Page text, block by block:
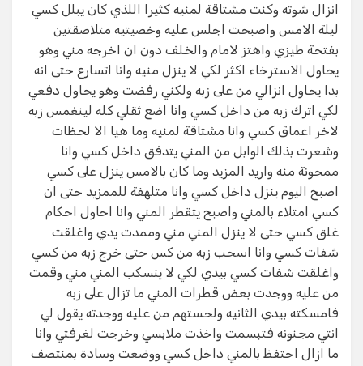
انزال شوته وكنت مشتاقة لمنيه كثيرا اللذي كان يبلل كسي
ليلة الامس واصبحت اجلس عليه وخصيتيه متلاصقتين
بفتحة طيزي واهتز لامام والخلف دون ان اخرجه مني وهو
يحاول الاسترخاء اكثر لكي لا ينزل منيه وانا اتسارع حتى انه
بدا يحاول انزالي من على زبه ولكني رفضت وهو يحاول دفعي
لكي اترك زبه من داخل كسي وانا اضع ثقلي كله لينغمس زبه
لاخر اعماق كسي وانا مشتاقة لمنيه وما هيا الا لحظات
وشعرت بذلك الوابل من المني يتدفق داخل كسي وانا
ممحونة منه واريد المزيد وما كان بالامس ينزل على كسي
اصبح اليوم ينزل داخل كسي وانا متلهفة للممزيد حتى ان
كسي امتلاء بالمني واصبح يتقطر المني وانا احاول احكام
غلق كسي حتى لا ينزل المني مني وممدت يدي واغلقت
شفات كسي وانا اسحب زبه من كس حتى خرج زبه من كسي
واغلقت شفات كسي بيدي لكي لا ينسكب المني مني وقمت
من عليه ووجدت بعض قطرات المني ما تزال على زبه
فامسكته بيدي الثانيه ولحستهم من عليه ووجدته يقول لي
انتي مجنونه فتبسمت واخذت ملابسي وخرجت لغرفتي وانا
ما ازال احتفظ بالمني داخل كسي ووضعت وسادة بمنتصف